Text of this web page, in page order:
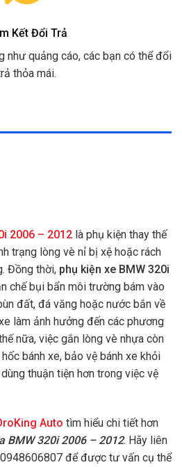
Kết Đổi Trả
như quảng cáo, các bạn có thể đổi
thỏa mái.
2006 – 2012 là phụ kiện thay thế
trạng lòng vè nỉ bị xệ hoặc rách
Đồng thời, phụ kiện xe BMW 320i
chế bụi bẩn môi trường bám vào
đất, đá văng hoặc nước bắn về
làm ảnh hưởng đến các phương
nữa, việc gắn lòng vè nhựa còn
bánh xe, bảo vệ bánh xe khỏi
thuận tiện hơn trong việc vệ
Auto tìm hiểu chi tiết hơn
BMW 320i 2006 – 2012. Hãy liên
để được tư vấn cụ thể